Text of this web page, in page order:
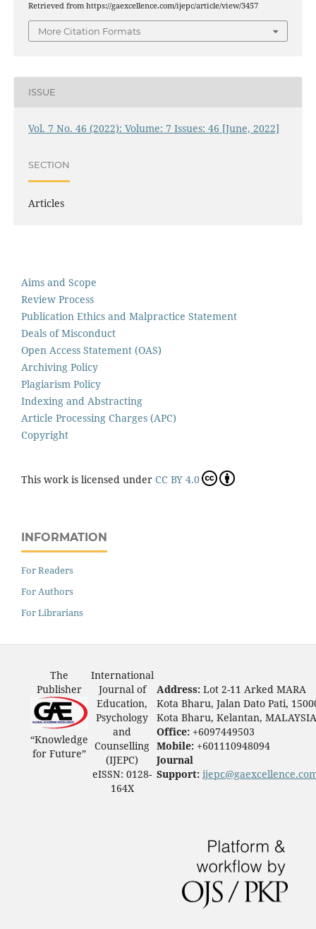
Retrieved from https://gaexcellence.com/ijepc/article/view/3457
More Citation Formats
ISSUE
Vol. 7 No. 46 (2022): Volume: 7 Issues: 46 [June, 2022]
SECTION
Articles
Aims and Scope
Review Process
Publication Ethics and Malpractice Statement
Deals of Misconduct
Open Access Statement (OAS)
Archiving Policy
Plagiarism Policy
Indexing and Abstracting
Article Processing Charges (APC)
Copyright
This work is licensed under CC BY 4.0
INFORMATION
For Readers
For Authors
For Librarians
The
Publisher
“Knowledge
for Future”
International
Journal of
Education,
Psychology
and
Counselling
(IJEPC)
eISSN: 0128-
164X
Address: Lot 2-11 Arked MARA
Kota Bharu, Jalan Dato Pati,
Kota Bharu, Kelantan, MALAYSIA
Office: +6097449503
Mobile: +601110948094
Journal
Support: